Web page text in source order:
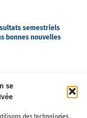
se
des technologies
semestriels
bonnes nouvelles